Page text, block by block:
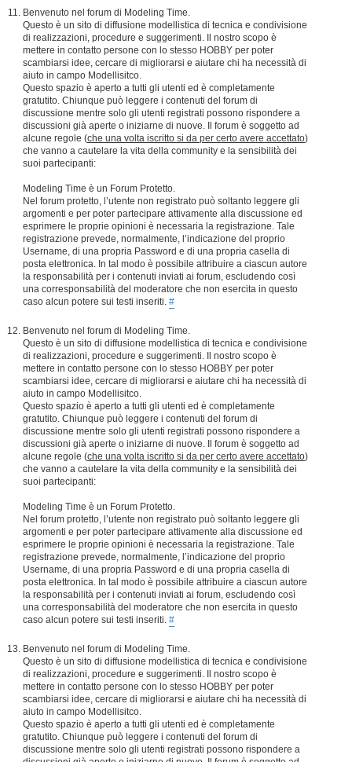
Benvenuto nel forum di Modeling Time.
Questo è un sito di diffusione modellistica di tecnica e condivisione
di realizzazioni, procedure e suggerimenti. Il nostro scopo è
mettere in contatto persone con lo stesso HOBBY per poter
scambiarsi idee, cercare di migliorarsi e aiutare chi ha necessità di
aiuto in campo Modellisitco.
Questo spazio è aperto a tutti gli utenti ed è completamente
gratutito. Chiunque può leggere i contenuti del forum di
discussione mentre solo gli utenti registrati possono rispondere a
discussioni già aperte o iniziarne di nuove. Il forum è soggetto ad
alcune regole (che una volta iscritto si da per certo avere accettato)
che vanno a cautelare la vita della community e la sensibilità dei
suoi partecipanti:
Modeling Time è un Forum Protetto.
Nel forum protetto, l’utente non registrato può soltanto leggere gli
argomenti e per poter partecipare attivamente alla discussione ed
esprimere le proprie opinioni è necessaria la registrazione. Tale
registrazione prevede, normalmente, l’indicazione del proprio
Username, di una propria Password e di una propria casella di
posta elettronica. In tal modo è possibile attribuire a ciascun autore
la responsabilità per i contenuti inviati ai forum, escludendo così
una corresponsabilità del moderatore che non esercita in questo
caso alcun potere sui testi inseriti. #
Benvenuto nel forum di Modeling Time.
Questo è un sito di diffusione modellistica di tecnica e condivisione
di realizzazioni, procedure e suggerimenti. Il nostro scopo è
mettere in contatto persone con lo stesso HOBBY per poter
scambiarsi idee, cercare di migliorarsi e aiutare chi ha necessità di
aiuto in campo Modellisitco.
Questo spazio è aperto a tutti gli utenti ed è completamente
gratutito. Chiunque può leggere i contenuti del forum di
discussione mentre solo gli utenti registrati possono rispondere a
discussioni già aperte o iniziarne di nuove. Il forum è soggetto ad
alcune regole (che una volta iscritto si da per certo avere accettato)
che vanno a cautelare la vita della community e la sensibilità dei
suoi partecipanti:
Modeling Time è un Forum Protetto.
Nel forum protetto, l’utente non registrato può soltanto leggere gli
argomenti e per poter partecipare attivamente alla discussione ed
esprimere le proprie opinioni è necessaria la registrazione. Tale
registrazione prevede, normalmente, l’indicazione del proprio
Username, di una propria Password e di una propria casella di
posta elettronica. In tal modo è possibile attribuire a ciascun autore
la responsabilità per i contenuti inviati ai forum, escludendo così
una corresponsabilità del moderatore che non esercita in questo
caso alcun potere sui testi inseriti. #
Benvenuto nel forum di Modeling Time.
Questo è un sito di diffusione modellistica di tecnica e condivisione
di realizzazioni, procedure e suggerimenti. Il nostro scopo è
mettere in contatto persone con lo stesso HOBBY per poter
scambiarsi idee, cercare di migliorarsi e aiutare chi ha necessità di
aiuto in campo Modellisitco.
Questo spazio è aperto a tutti gli utenti ed è completamente
gratutito. Chiunque può leggere i contenuti del forum di
discussione mentre solo gli utenti registrati possono rispondere a